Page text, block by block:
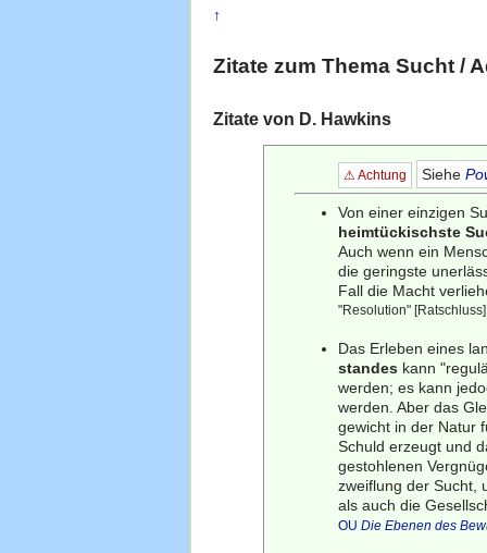
↑
Zitate zum Thema Sucht/
Zitate von D. Hawkins
⚠ Achtung Siehe
Von einer einzigen
heimtückischste
Auch wenn ein
die geringste
Fall die Macht
"Resolution"
Das Erleben eines
standes kann
werden; es kann
werden. Aber das
gewicht in der Natur
Schuld erzeugt und
gestohlenen
zweiflung der Sucht,
als auch die
OU Die Ebenen des